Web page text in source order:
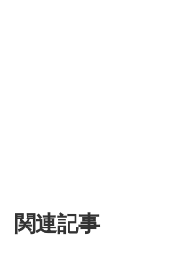
関連記事